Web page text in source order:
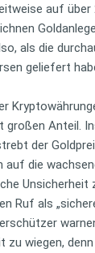
auf über
als die
geliefert
großen Anteil.
der
auf die
Unsicherheit
Ruf als
zu wiegen,